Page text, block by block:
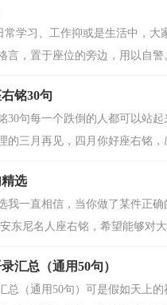
常学习、工作抑或是生活中，
言，置于座位的旁边，用以自警
铭30句
30句每一个跌倒的人都可以站
的三月再见，四月你好座右铭
选
我一直相信，当你做了某件正
东尼名人座右铭，希望能够对
汇总（通用50句）
总（通用50句）可是假如天上